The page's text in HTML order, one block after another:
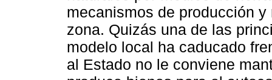
mecanismos de producción
zona. Quizás una de las
modelo local ha caducado
al Estado no le conviene